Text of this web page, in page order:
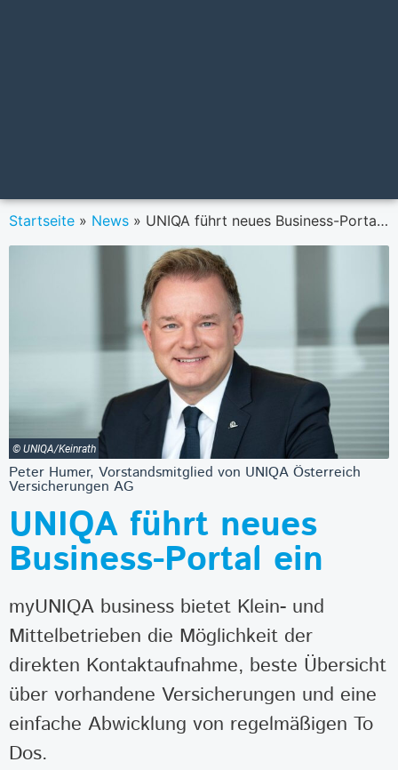
Startseite » News » UNIQA führt neues Business-Portal ein
© UNIQA/Keinrath
Peter Humer, Vorstandsmitglied von UNIQA Österreich
Versicherungen AG
UNIQA führt neues
Business-Portal ein
myUNIQA business bietet Klein- und
Mittelbetrieben die Möglichkeit der
direkten Kontaktaufnahme, beste Übersicht
über vorhandene Versicherungen und eine
einfache Abwicklung von regelmäßigen To
Dos.